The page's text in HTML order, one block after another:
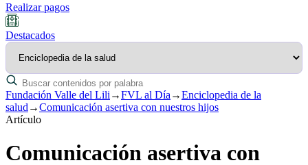
Realizar pagos
Destacados
Fundación Valle del Lili →FVL al Día →Enciclopedia de la
salud →Comunicación asertiva con nuestros hijos
Artículo
Comunicación asertiva con